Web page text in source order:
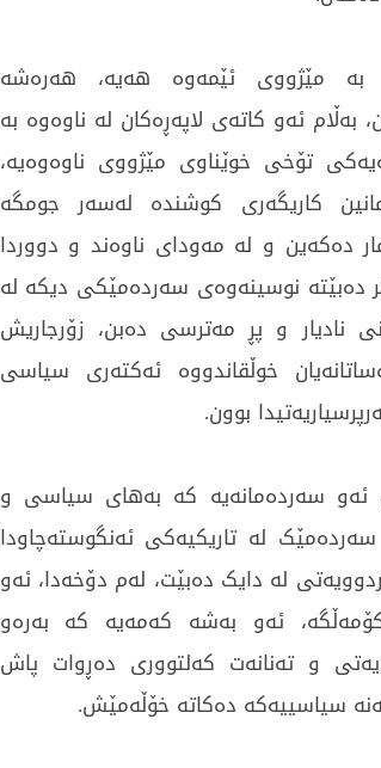
بە مێژووی ئێمەوە هەیە، هەرەشە
بەڵام ئەو کاتەی لاپەڕەکان لە ناوەوە بە
تۆخی خوێناوی مێژووی ناوەوەیە،
کاریگەری کوشندە لەسەر جومگە
دەکەین و لە مەودای ناوەند و دووردا
نوسینەوەی سەردەمێکی دیکە لە
نادیار و پڕ مەترسی دەبن، زۆرجاریش
خوڵقاندووە ئەکتەری سیاسی
بوون.
ئەو سەردەمانەیە کە بەهای سیاسی و
سەردەمێک لە تاریکیەکی ئەنگوستەچاودا
لە دایک دەبێت، لەم دۆخەدا، ئەو
ئەو بەشە کەمەیە کە بەرەو
و تەنانەت کەلتووری دەڕوات پاش
سیاسییەکە دەکاتە خۆڵەمێش.